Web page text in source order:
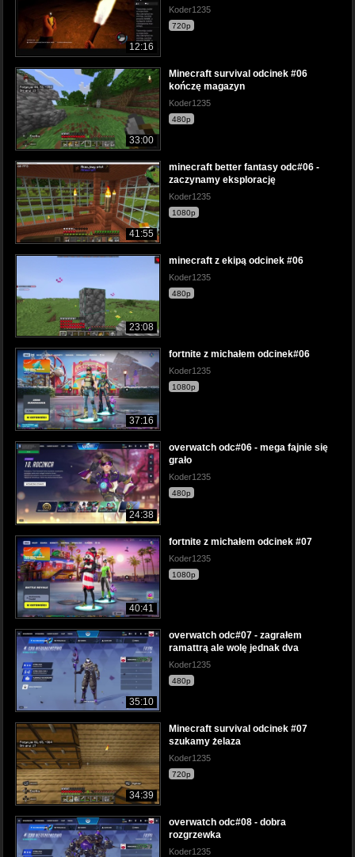
12:16
Koder1235
720p
33:00
Minecraft survival odcinek #06
kończę magazyn
Koder1235
480p
41:55
minecraft better fantasy odc#06 -
zaczynamy eksplorację
Koder1235
1080p
23:08
minecraft z ekipą odcinek #06
Koder1235
480p
37:16
fortnite z michałem odcinek#06
Koder1235
1080p
24:38
overwatch odc#06 - mega fajnie się
grało
Koder1235
480p
40:41
fortnite z michałem odcinek #07
Koder1235
1080p
35:10
overwatch odc#07 - zagrałem
ramattrą ale wolę jednak dva
Koder1235
480p
34:39
Minecraft survival odcinek #07
szukamy żelaza
Koder1235
720p
overwatch odc#08 - dobra
rozgrzewka
Koder1235